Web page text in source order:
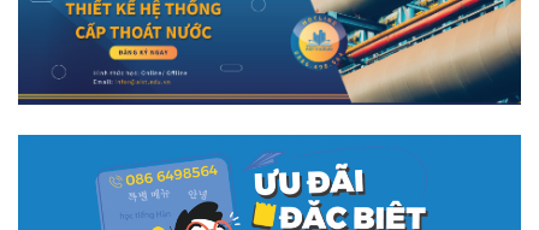
# 05.04.2025 | 17:16
Tuyển sinh 2025, Khoa kỹ thuật hạ tầng và môi trường đô thị